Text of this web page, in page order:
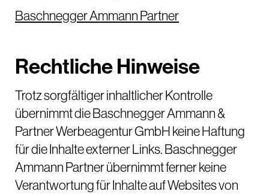
Baschnegger Ammann Partner
Rechtliche Hinweise
Trotz sorgfältiger inhaltlicher Kontrolle
übernimmt die Baschnegger Ammann &
Partner Werbeagentur GmbH keine Haftung
für die Inhalte externer Links. Baschnegger
Ammann Partner übernimmt ferner keine
Verantwortung für Inhalte auf Websites von